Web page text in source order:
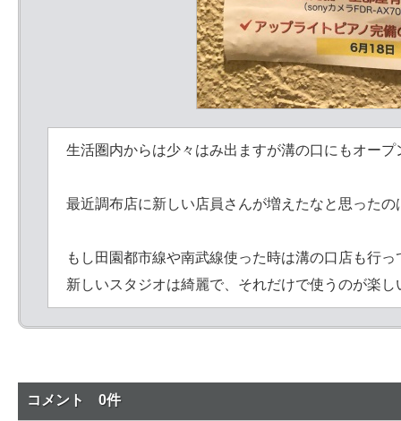
生活圏内からは少々はみ出ますが溝の口にもオー
最近調布店に新しい店員さんが増えたなと思った
もし田園都市線や南武線使った時は溝の口店も行
新しいスタジオは綺麗で、それだけで使うのが楽し
コメント 0件